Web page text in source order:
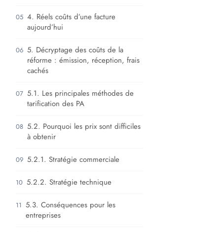
05 4. Réels coûts d’une facture
aujourd’hui
06 5. Décryptage des coûts de la
réforme : émission, réception, frais
cachés
07 5.1. Les principales méthodes de
tarification des PA
08 5.2. Pourquoi les prix sont difficiles
à obtenir
09 5.2.1. Stratégie commerciale
10 5.2.2. Stratégie technique
11 5.3. Conséquences pour les
entreprises